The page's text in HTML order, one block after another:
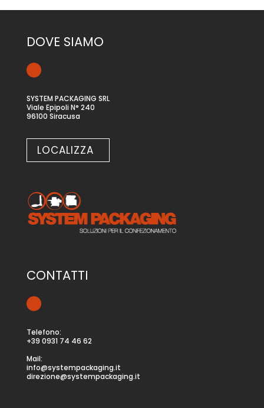
DOVE SIAMO
SYSTEM PACKAGING SRL
Viale Epipoli N° 240
96100 Siracusa
LOCALIZZA
CONTATTI
Telefono:
+39 0931 74 46 62
Mail:
info@systempackaging.it
direzione@systempackaging.it